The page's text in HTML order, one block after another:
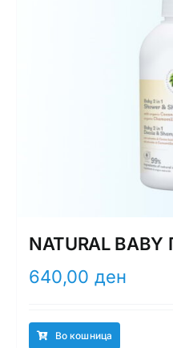
NATURAL
640,00 ден
Во кошница